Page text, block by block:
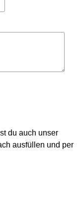
du auch unser
ausfüllen und per